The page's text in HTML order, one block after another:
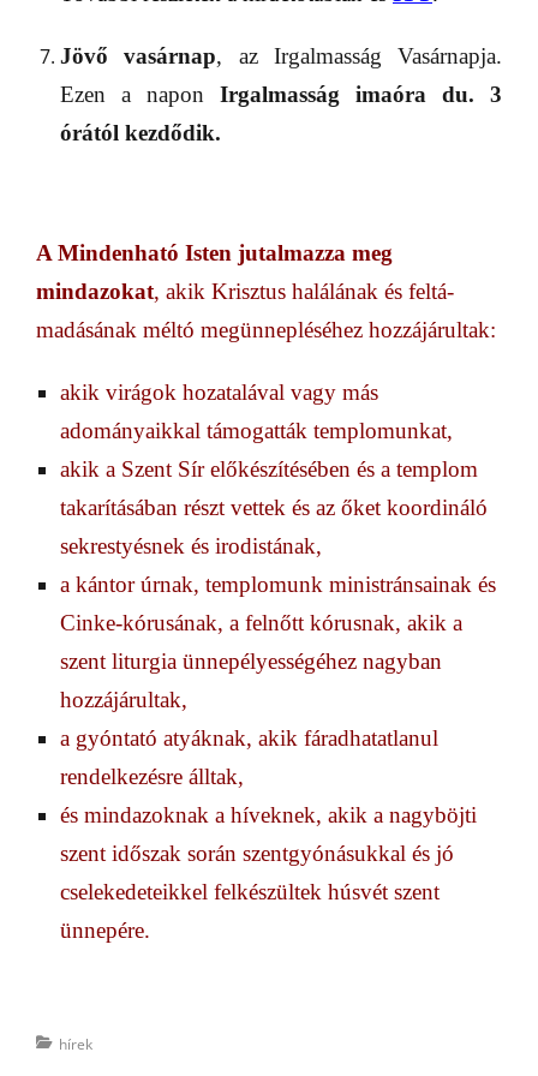
Jövő vasárnap, az Irgalmasság Vasárnapja.
Ezen a napon Irgalmasság imaóra du. 3
órától kezdődik.
A Mindenható Isten jutalmazza meg
mindazokat, akik Krisztus halálának és feltá­
madásának méltó megünnepléséhez hozzájárultak:
akik virágok hozatalával vagy más
adományaikkal támogatták templomunkat,
akik a Szent Sír előkészítésében és a templom
takarításában részt vettek és az őket koordináló
sekrestyésnek és irodistának,
a kántor úrnak, templomunk ministránsainak és
Cinke-kórusának, a felnőtt kórusnak, akik a
szent liturgia ünnepélyességéhez nagyban
hozzájárultak,
a gyóntató atyáknak, akik fáradhatatlanul
rendelkezésre álltak,
és mindazoknak a híveknek, akik a nagyböjti
szent időszak során szentgyónásuk­kal és jó
cselekedeteikkel felkészültek húsvét szent
ünnepére.
Categories
hírek